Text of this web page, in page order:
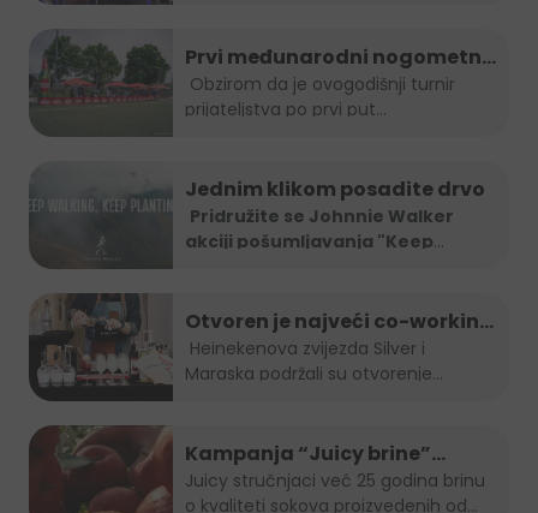
Prvi međunarodni nogometni
turnir prijateljstva
prijateljstva po prvi put...
Jednim klikom posadite drvo
Pridružite se Johnnie Walker
akciji pošumljavanja "Keep
Otvoren je najveći co-working
space u Sarajevu!
Maraska podržali su otvorenje...
Kampanja “Juicy brine”
predstavlja omiljeni voćni sok
Juicy stručnjaci već 25 godina brinu
o kvaliteti sokova proizvedenih od